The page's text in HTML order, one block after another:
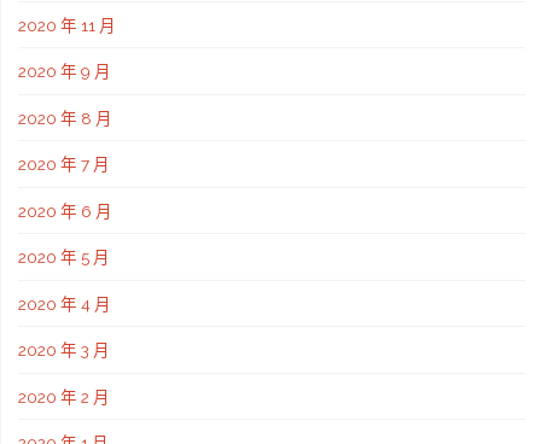
2020 年 11 月
2020 年 9 月
2020 年 8 月
2020 年 7 月
2020 年 6 月
2020 年 5 月
2020 年 4 月
2020 年 3 月
2020 年 2 月